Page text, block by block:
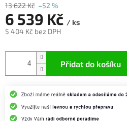
13 622 Kč –52 %
6 539 Kč / ks
5 404 Kč bez DPH
Přidat do košíku